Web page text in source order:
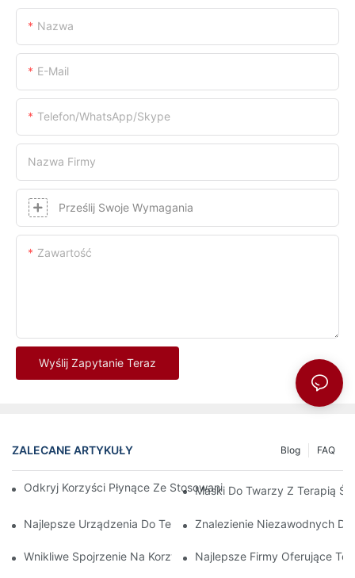
Nazwa
E-Mail
Telefon/WhatsApp/Skype
Nazwa Firmy
Prześlij Swoje Wymagania
Zawartość
Wyślij Zapytanie Teraz
ZALECANE ARTYKUŁY FAQ
Blog
Odkryj Korzyści Płynące Ze Stosowania Maski Do Terapii
Maski Do Twarzy Z Terapią
Najlepsze Urządzenia Do Terapii Światłem Czerwonym I
Znalezienie Niezawodnych
Wnikliwe Spojrzenie Na Korzyści Płynące Ze Światłoterapii
Najlepsze Firmy Oferujące